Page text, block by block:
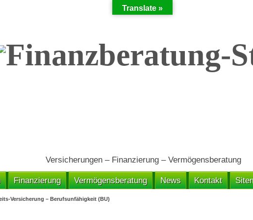
Versicherungen – Finanzierung – Vermögensberatung
Finanzierung Vermögensberatung News Kontakt
Versicherung – Berufsunfähigkeit (BU)
Translate »